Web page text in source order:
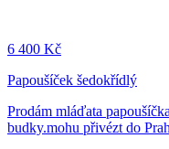
6 400 Kč
Papoušíček šedokřídlý
Prodám mláďata
budky.mohu přivézt do